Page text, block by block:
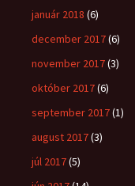
január 2018 (6)
december 2017(6)
november 2017(3)
október 2017(6)
september 2017(1)
august 2017(3)
júl 2017(5)